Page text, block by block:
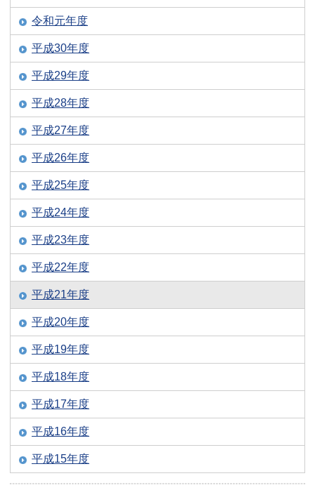
令和元年度
平成30年度
平成29年度
平成28年度
平成27年度
平成26年度
平成25年度
平成24年度
平成23年度
平成22年度
平成21年度
平成20年度
平成19年度
平成18年度
平成17年度
平成16年度
平成15年度